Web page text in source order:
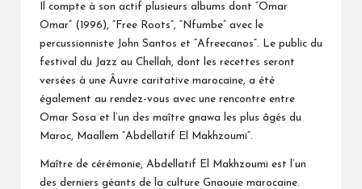
Il compte à son actif plusieurs albums dont “Omar
Omar” (1996), “Free Roots”, “Nfumbe” avec le
percussionniste John Santos et “Afreecanos”. Le public du
festival du Jazz au Chellah, dont les recettes seront
versées à une Âuvre caritative marocaine, a été
également au rendez-vous avec une rencontre entre
Omar Sosa et l’un des maître gnawa les plus âgés du
Maroc, Maallem “Abdellatif El Makhzoumi”.
Maître de cérémonie, Abdellatif El Makhzoumi est l’un
des derniers géants de la culture Gnaouie marocaine.